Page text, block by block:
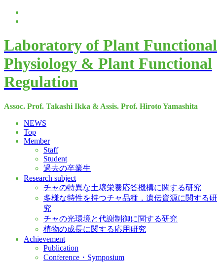
Laboratory of Plant Functional
Physiology & Plant Functional
Regulation
Assoc. Prof. Takashi Ikka & Assis. Prof. Hiroto Yamashita
NEWS
Top
Member
Staff
Student
過去の卒業生
Research subject
チャの特異な土壌栄養応答機構に関する研究
多様な特性を持つチャ品種，遺伝資源に関する研
究
チャの光環境と代謝制御に関する研究
植物の成長に関する応用研究
Achievement
Publication
Conference・Symposium